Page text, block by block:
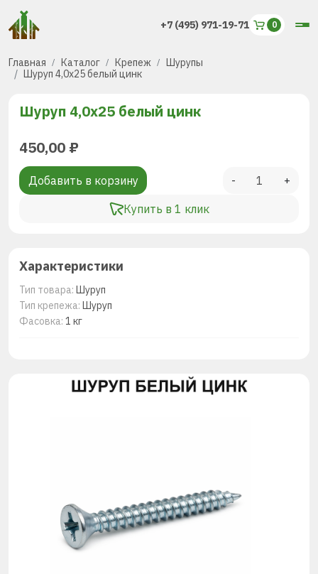
+7 (495) 971-19-71
Главная Каталог Крепеж
Шурупы
Шуруп 4,0х25 белый цинк
Шуруп 4,0х25 белый цинк
450,00 ₽
Добавить в корзину
Купить в 1 клик
- +
Характеристики
Тип товара: Шуруп
Тип крепежа: Шуруп
Фасовка: 1 кг